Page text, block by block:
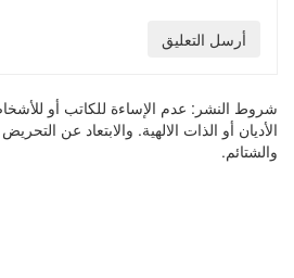
أرسل التعليق
شروط النشر: عدم الإساءة للكاتب أو
الأديان أو الذات الالهية. والابتعاد عن
والشتائم.